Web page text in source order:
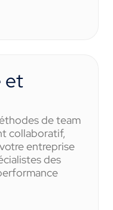
et
de team
collaboratif,
entreprise
des